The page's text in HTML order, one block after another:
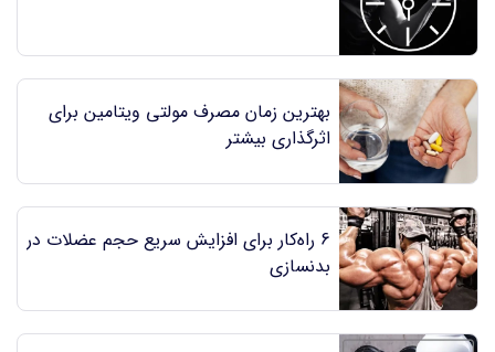
بهترین زمان مصرف مولتی ویتامین برای
اثرگذاری بیشتر
6 راه‌کار برای افزایش سریع حجم عضلات در
بدنسازی